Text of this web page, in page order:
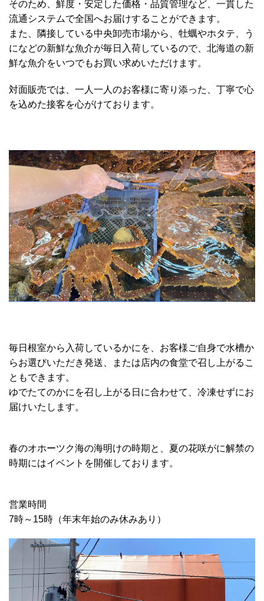
そのため、鮮度・安定した価格・品質管理など、一貫した
流通システムで全国へお届けすることができます。
また、隣接している中央卸売市場から、牡蠣やホタテ、う
になどの新鮮な魚介が毎日入荷しているので、北海道の新
鮮な魚介をいつでもお買い求めいただけます。
対面販売では、一人一人のお客様に寄り添った、丁寧で心
を込めた接客を心がけております。
毎日根室から入荷しているかにを、お客様ご自身で水槽か
らお選びいただき発送、または店内の食堂で召し上がるこ
ともできます。
ゆでたてのかにを召し上がる日に合わせて、冷凍せずにお
届けいたします。
春のオホーツク海の海明けの時期と、夏の花咲がに解禁の
時期にはイベントを開催しております。
営業時間
7時～15時（年末年始のみ休みあり）